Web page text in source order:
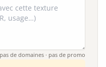
de domaines · pas de promo